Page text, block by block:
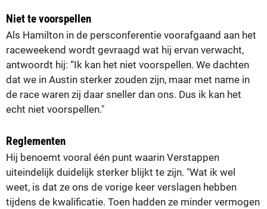
Niet te voorspellen
Als Hamilton in de persconferentie voorafgaand aan het
raceweekend wordt gevraagd wat hij ervan verwacht,
antwoordt hij: “Ik kan het niet voorspellen. We dachten
dat we in Austin sterker zouden zijn, maar met name in
de race waren zij daar sneller dan ons. Dus ik kan het
echt niet voorspellen."
Reglementen
Hij benoemt vooral één punt waarin Verstappen
uiteindelijk duidelijk sterker blijkt te zijn. "Wat ik wel
weet, is dat ze ons de vorige keer verslagen hebben
tijdens de kwalificatie. Toen hadden ze minder vermogen